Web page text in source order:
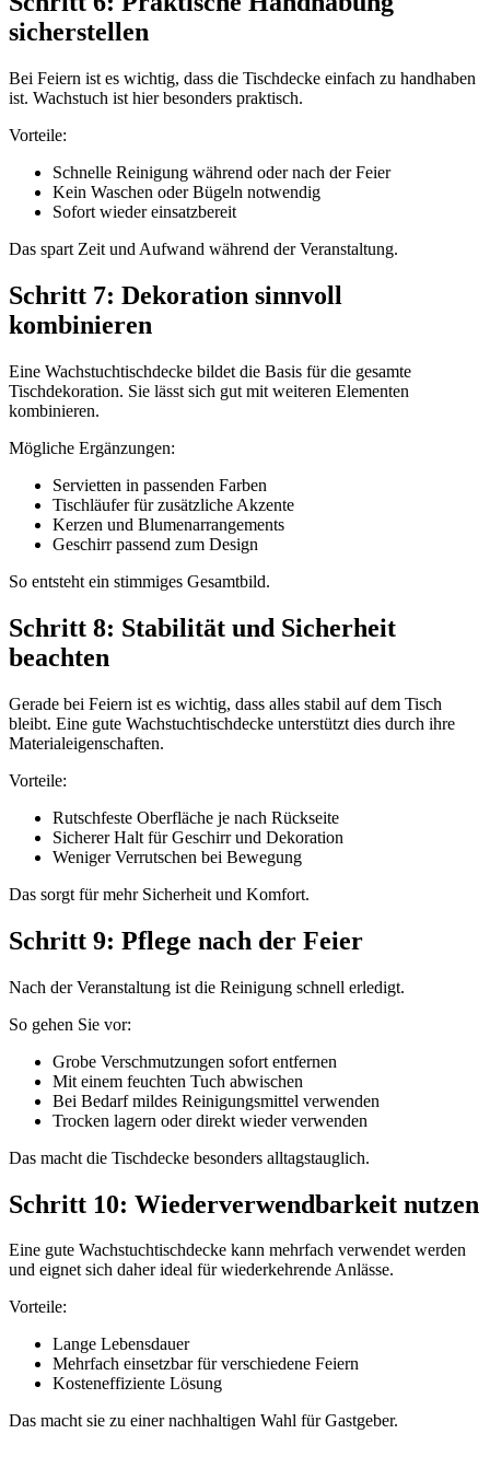
sicherstellen
Bei Feiern ist es wichtig, dass die Tischdecke einfach zu handhaben
ist. Wachstuch ist hier besonders praktisch.
Vorteile:
Schnelle Reinigung während oder nach der Feier
Kein Waschen oder Bügeln notwendig
Sofort wieder einsatzbereit
Das spart Zeit und Aufwand während der Veranstaltung.
Schritt 7: Dekoration sinnvoll
kombinieren
Eine Wachstuchtischdecke bildet die Basis für die gesamte
Tischdekoration. Sie lässt sich gut mit weiteren Elementen
kombinieren.
Mögliche Ergänzungen:
Servietten in passenden Farben
Tischläufer für zusätzliche Akzente
Kerzen und Blumenarrangements
Geschirr passend zum Design
So entsteht ein stimmiges Gesamtbild.
Schritt 8: Stabilität und Sicherheit
beachten
Gerade bei Feiern ist es wichtig, dass alles stabil auf dem Tisch
bleibt. Eine gute Wachstuchtischdecke unterstützt dies durch ihre
Materialeigenschaften.
Vorteile:
Rutschfeste Oberfläche je nach Rückseite
Sicherer Halt für Geschirr und Dekoration
Weniger Verrutschen bei Bewegung
Das sorgt für mehr Sicherheit und Komfort.
Schritt 9: Pflege nach der Feier
Nach der Veranstaltung ist die Reinigung schnell erledigt.
So gehen Sie vor:
Grobe Verschmutzungen sofort entfernen
Mit einem feuchten Tuch abwischen
Bei Bedarf mildes Reinigungsmittel verwenden
Trocken lagern oder direkt wieder verwenden
Das macht die Tischdecke besonders alltagstauglich.
Schritt 10: Wiederverwendbarkeit nutzen
Eine gute Wachstuchtischdecke kann mehrfach verwendet werden
und eignet sich daher ideal für wiederkehrende Anlässe.
Vorteile:
Lange Lebensdauer
Mehrfach einsetzbar für verschiedene Feiern
Kosteneffiziente Lösung
Das macht sie zu einer nachhaltigen Wahl für Gastgeber.